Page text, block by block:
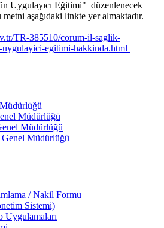
Uygulayıcı Eğitimi" düzenlenecek
aşağıdaki linkte yer almaktadır.
TR-385510/corum-il-saglik-
egitimi-hakkinda.html
Müdürlüğü
Müdürlüğü
Müdürlüğü
/ Nakil Formu
Sistemi)
Uygulamaları